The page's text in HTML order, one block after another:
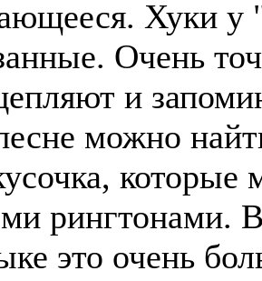
Хуки у
Очень
и
можно
которые
рингтонами.
это очень